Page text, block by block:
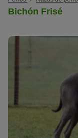
Bichón Frisé